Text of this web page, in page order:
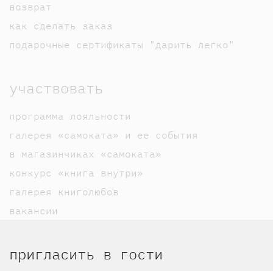
возврат
как сделать заказ
подарочные сертификаты "дарить легко"
участвовать
программа лояльности
галерея «самоката» и ее события
в магазинчиках «самоката»
конкурс «книга внутри»
галерея книголюбов
вакансии
пригласить в гости